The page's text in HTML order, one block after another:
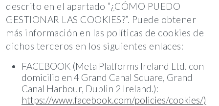
descrito en el apartado “¿CÓMO PUEDO
GESTIONAR LAS COOKIES?”. Puede obtener
más información en las políticas de cookies de
dichos terceros en los siguientes enlaces:
FACEBOOK (Meta Platforms Ireland Ltd. con
domicilio en 4 Grand Canal Square, Grand
Canal Harbour, Dublin 2 Ireland.):
https://www.facebook.com/policies/cookies/)